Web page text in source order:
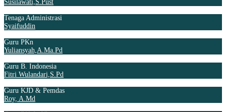
Susilawati,S.Pust
Tenaga Administrasi
Syaifuddin
Guru PKn
Yuliansyah,A.Ma.Pd
Guru B. Indonesia
Fitri Wulandari,S.Pd
Guru KJD & Pemdas
Roy, A.Md